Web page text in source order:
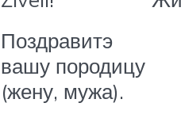
Поздравитэ
вашу породицу
(жену, мужа).